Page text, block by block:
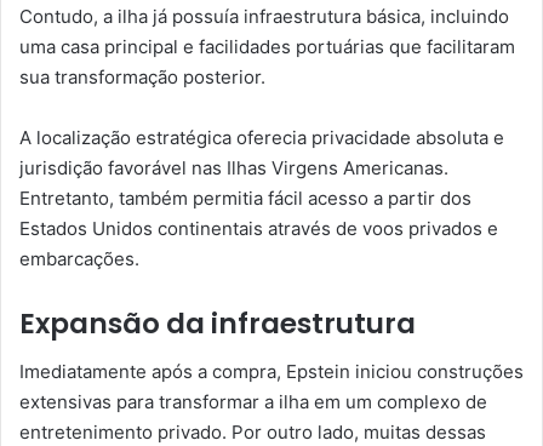
Contudo, a ilha já possuía infraestrutura básica, incluindo
uma casa principal e facilidades portuárias que facilitaram
sua transformação posterior.
A localização estratégica oferecia privacidade absoluta e
jurisdição favorável nas Ilhas Virgens Americanas.
Entretanto, também permitia fácil acesso a partir dos
Estados Unidos continentais através de voos privados e
embarcações.
Expansão da infraestrutura
Imediatamente após a compra, Epstein iniciou construções
extensivas para transformar a ilha em um complexo de
entretenimento privado. Por outro lado, muitas dessas